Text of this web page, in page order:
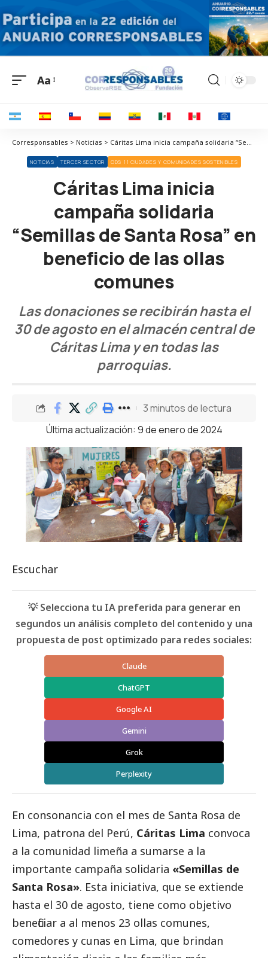
Aa
Corresponsables > Noticias > Cáritas Lima inicia campaña solidaria “Semillas de Santa Rosa” en beneficio de las ollas comunes
NOTICIAS TERCER SECTOR ODS 11 CIUDADES Y COMUNIDADES SOSTENIBLES
Cáritas Lima inicia
campaña solidaria
“Semillas de Santa Rosa” en
beneficio de las ollas
comunes
Las donaciones se recibirán hasta el
30 de agosto en el almacén central de
Cáritas Lima y en todas las
parroquias.
Última actualización: 9 de enero de 2024
3 minutos de lectura
Escuchar
💡 Selecciona tu IA preferida para generar en
segundos un análisis completo del contenido y una
propuesta de post optimizado para redes sociales:
Claude
ChatGPT
Google AI
Gemini
Grok
Perplexity
En consonancia con el mes de Santa Rosa de
Lima, patrona del Perú, Cáritas Lima convoca
a la comunidad limeña a sumarse a la
importante campaña solidaria «Semillas de
Santa Rosa». Esta iniciativa, que se extiende
hasta el 30 de agosto, tiene como objetivo
beneficiar a al menos 23 ollas comunes,
comedores y cunas en Lima, que brindan